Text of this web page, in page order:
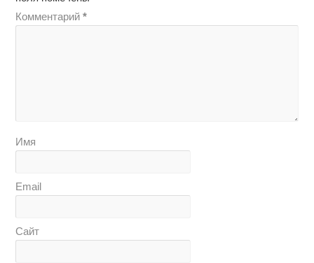
Комментарий*
Имя
Email
Сайт